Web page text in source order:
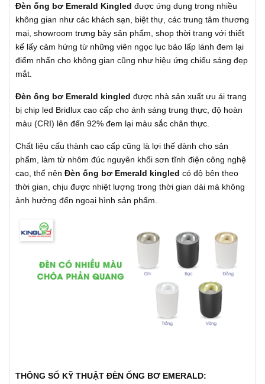
Đèn ống bơ Emerald Kingled được ứng dụng trong nhiều
không gian như các khách sạn, biệt thự, các trung tâm thương
mại, showroom trưng bày sản phẩm, shop thời trang với thiết
kế lấy cảm hứng từ những viên ngọc lục bảo lấp lánh đem lại
điểm nhấn cho không gian cũng như hiệu ứng chiếu sáng đẹp
mắt.
Đèn ống bơ Emerald kingled được nhà sản xuất ưu ái trang
bị chip led Bridlux cao cấp cho ánh sáng trung thực, độ hoàn
màu (CRI) lên đến 92% đem lại màu sắc chân thực.
Chất liệu cấu thành cao cấp cũng là lợi thế dành cho sản
phẩm, làm từ nhôm đúc nguyên khối sơn tĩnh điện công nghệ
cao, thế nên Đèn ống bơ Emerald kingled có độ bên theo
thời gian, chịu được nhiệt lượng trong thời gian dài mà không
ảnh hưởng đến ngoại hình sản phẩm.
THÔNG SỐ KỸ THUẬT ĐÈN ỐNG BƠ EMERALD: